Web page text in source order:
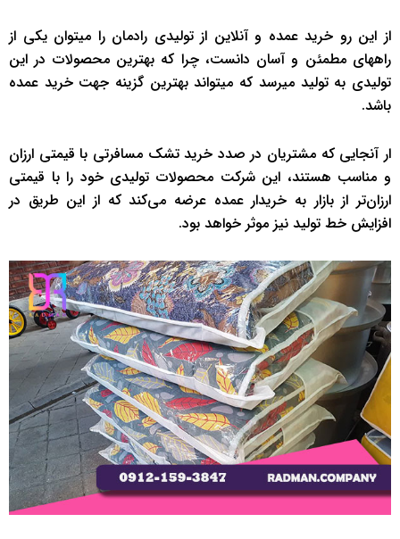
از این رو خرید عمده و آنلاین از تولیدی رادمان را میتوان یکی از
راههای مطمئن و آسان دانست، چرا که بهترین محصولات در این
تولیدی به تولید میرسد که میتواند بهترین گزینه جهت خرید عمده
باشد.
ار آنجایی که مشتریان در صدد خرید تشک مسافرتی با قیمتی ارزان
و مناسب هستند، این شرکت محصولات تولیدی خود را با قیمتی
ارزان‌تر از بازار به خریدار عمده عرضه می‌کند که از این طریق در
افزایش خط تولید نیز موثر خواهد بود.